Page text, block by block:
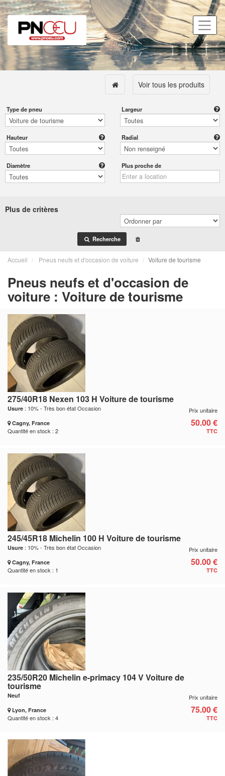
Voir tous les produits
Type de pneu Largeur
Hauteur Radial
Diamètre Plus proche de
Plus de critères
Recherche
Accueil Pneus neufs et d'occasion de voiture Voiture de tourisme
Pneus neufs et d'occasion de
voiture : Voiture de tourisme
275/40R18 Nexen 103 H Voiture de tourisme
Usure : 10% - Très bon état Occasion
Cagny, France
Quantité en stock : 2
Prix unitaire
50.00 €
TTC
245/45R18 Michelin 100 H Voiture de tourisme
Usure : 10% - Très bon état Occasion
Cagny, France
Quantité en stock : 1
Prix unitaire
50.00 €
TTC
235/50R20 Michelin e-primacy 104 V Voiture de
tourisme
Neuf
Lyon, France
Quantité en stock : 4
Prix unitaire
75.00 €
TTC